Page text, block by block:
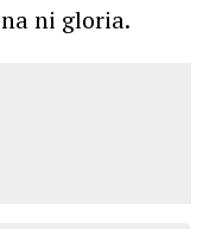
ni gloria.